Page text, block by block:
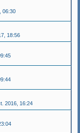
06:30
18:56
2016, 16:24